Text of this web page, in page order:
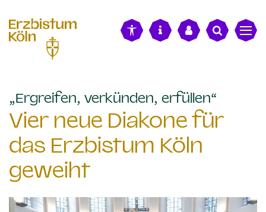
„Ergreifen, verkünden, erfüllen“
Vier neue Diakone für
das Erzbistum Köln
geweiht